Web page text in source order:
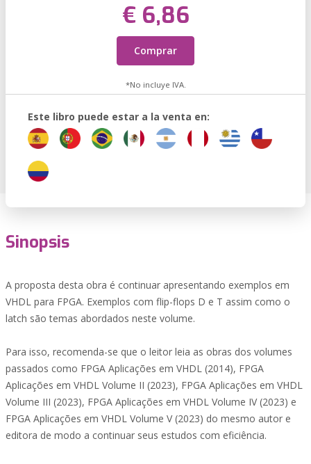
€ 6,86
Comprar
*No incluye IVA.
Este libro puede estar a la venta en:
Sinopsis
A proposta desta obra é continuar apresentando exemplos em
VHDL para FPGA. Exemplos com flip-flops D e T assim como o
latch são temas abordados neste volume.
Para isso, recomenda-se que o leitor leia as obras dos volumes
passados como FPGA Aplicações em VHDL (2014), FPGA
Aplicações em VHDL Volume II (2023), FPGA Aplicações em VHDL
Volume III (2023), FPGA Aplicações em VHDL Volume IV (2023) e
FPGA Aplicações em VHDL Volume V (2023) do mesmo autor e
editora de modo a continuar seus estudos com eficiência.